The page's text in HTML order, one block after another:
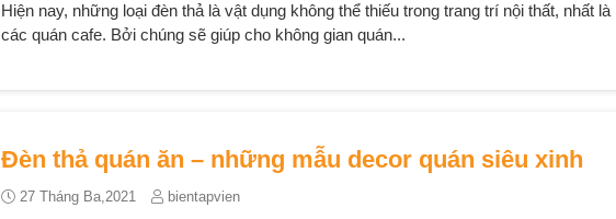
Hiện nay, những loại đèn thả là vật dụng không thể thiếu trong trang trí nội thất, nhất là
các quán cafe. Bởi chúng sẽ giúp cho không gian quán...
Đèn thả quán ăn – những mẫu decor quán siêu xinh
27 Tháng Ba,2021 bientapvien